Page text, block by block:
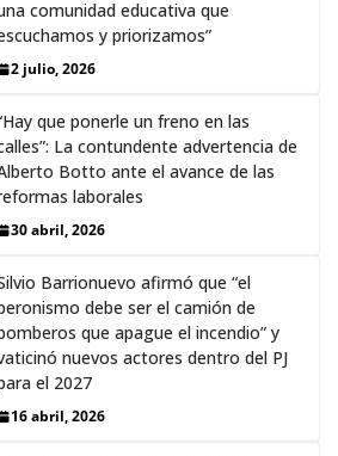
comunidad educativa que
y priorizamos”
2 julio, 2026
que ponerle un freno en las
La contundente advertencia de
Botto ante el avance de las
laborales
30 abril, 2026
Barrionuevo afirmó que “el
debe ser el camión de
que apague el incendio” y
nuevos actores dentro del PJ
el 2027
16 abril, 2026